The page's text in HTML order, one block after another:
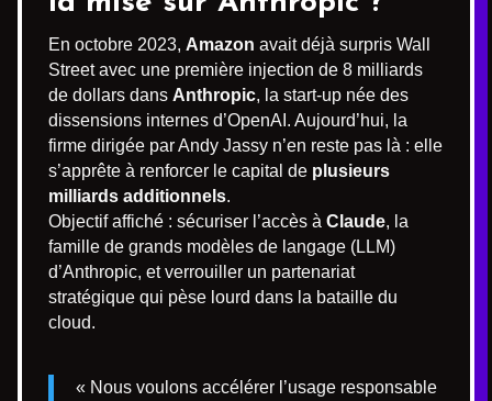
En octobre 2023, Amazon avait déjà surpris Wall
Street avec une première injection de 8 milliards
de dollars dans Anthropic, la start-up née des
dissensions internes d’OpenAI. Aujourd’hui, la
firme dirigée par Andy Jassy n’en reste pas là : elle
s’apprête à renforcer le capital de plusieurs
milliards additionnels.
Objectif affiché : sécuriser l’accès à Claude, la
famille de grands modèles de langage (LLM)
d’Anthropic, et verrouiller un partenariat
stratégique qui pèse lourd dans la bataille du
cloud.
« Nous voulons accélérer l’usage responsable